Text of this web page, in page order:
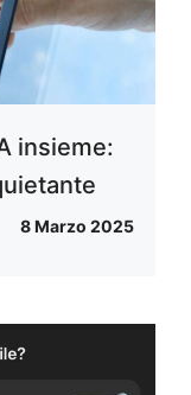
insieme:
8 Marzo 2025